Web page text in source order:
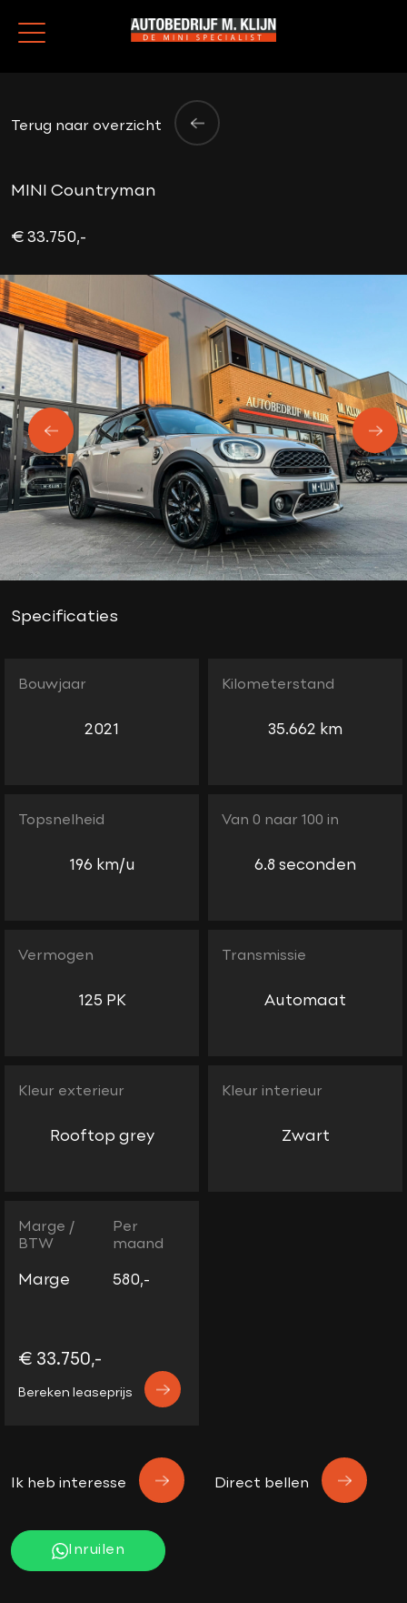
Terug naar overzicht
MINI Countryman
€ 33.750,-
Specificaties
Bouwjaar
2021
Kilometerstand
35.662 km
Topsnelheid
196 km/u
Van 0 naar 100 in
6.8 seconden
Vermogen
125 PK
Transmissie
Automaat
Kleur exterieur
Rooftop grey
Kleur interieur
Zwart
Marge /
BTW
Marge
Per
maand
580,-
€ 33.750,-
Bereken leaseprijs
Ik heb interesse Direct bellen
Inruilen